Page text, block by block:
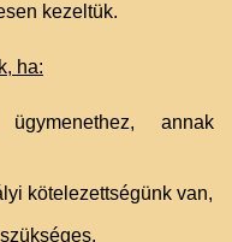
kezeltük.
ha:
annak
kötelezettségünk van,